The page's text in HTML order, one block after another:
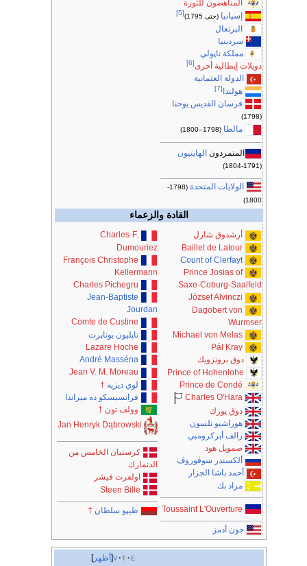
المناهضون للثورة
إسپانيا (حتى 1795) [5]
البرتغال
سردينيا
مملكة ناپولي
دويلات إيطالية أخرى[6]
الدولة العثمانية
هولندا[7]
فرسان القديس يوحنا
(1798)
مالطا (1798–1800)
المتمردون الهايتيون
(1791-1804)
الولايات المتحدة
(1798-
1800)
القادة والزعماء
أرشدوق شارل
Baillet de Latour
Count of Clerfayt
Prince Josias of
Saxe-Coburg-Saalfeld
József Alvinczi
Dagobert von
Wurmser
Michael von Melas
Pál Kray
دوق برونزويك
Prince of Hohenlohe
Prince de Condé
Charles O'Hara
دوق يورك
هوراشيو نلسون
رالف أبركرومبي
صمويل هود
ألكسندر سوڤوروڤ
أحمد باشا الجزار
مراد بك
Toussaint L'Ouverture
جون أدمز
Charles-F.
Dumouriez
François Christophe
Kellermann
Charles Pichegru
Jean-Baptiste
Jourdan
Comte de Custine
ناپليون بوناپرت
Lazare Hoche
André Masséna
Jean V. M. Moreau
لوي ديزيه †
فرانسيسكو ده ميراندا
وولف تون †
Jan Henryk Dąbrowski
كرستيان الخامس من
الدنمارك
اولفرت فيشر
Steen Bille
طيپو سلطان †
أظهر v t e